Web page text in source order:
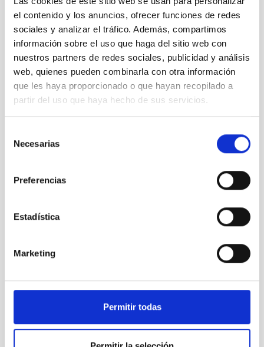
el contenido y los anuncios, ofrecer funciones de redes
sociales y analizar el tráfico. Además, compartimos
información sobre el uso que haga del sitio web con
nuestros partners de redes sociales, publicidad y análisis
web, quienes pueden combinarla con otra información
que les haya proporcionado o que hayan recopilado a
partir del uso que haya hecho de sus servicios.
Necesarias
Preferencias
Estadística
Marketing
Permitir todas